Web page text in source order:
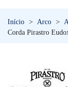
Início > Arco >
Corda Pirastro